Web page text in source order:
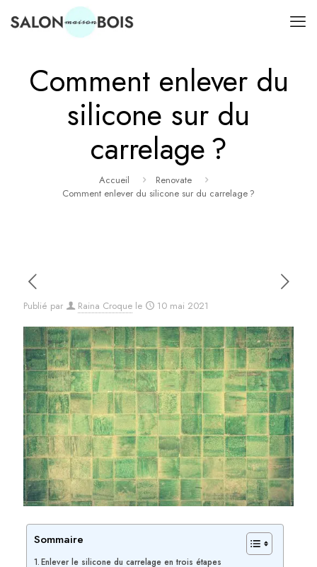
Comment enlever du
silicone sur du
carrelage ?
Accueil
Renovate
Comment enlever du silicone sur du carrelage ?
Publié par Raina Croque le 10 mai 2021
Sommaire
Enlever le silicone du carrelage en trois étapes